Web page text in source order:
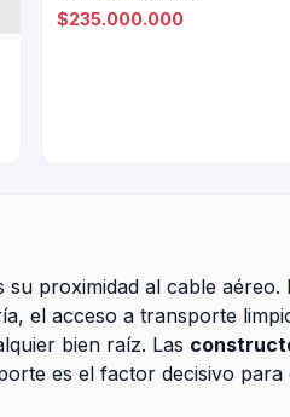
$235.000.000
proximidad al cable aéreo.
el acceso a transporte
bien raíz. Las
es el factor decisivo para